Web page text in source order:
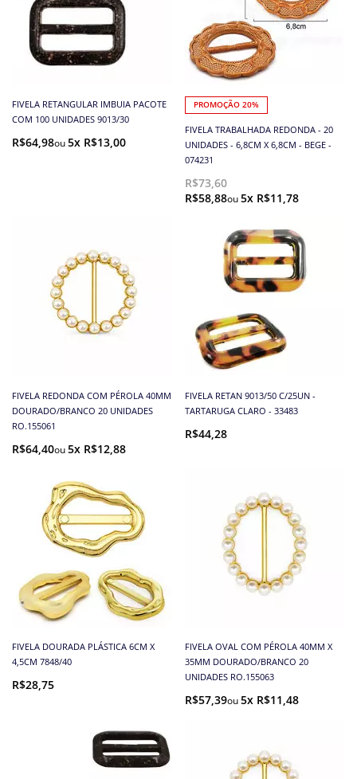
FIVELA RETANGULAR IMBUIA PACOTE
COM 100 UNIDADES 9013/30
R$64,98 5x R$13,00
PROMOÇÃO 20%
FIVELA TRABALHADA REDONDA - 20
UNIDADES - 6,8CM X 6,8CM - BEGE -
074231
R$73,60
R$58,88
5x R$11,78
FIVELA REDONDA COM PÉROLA 40MM
DOURADO/BRANCO 20 UNIDADES
RO.155061
R$64,40 5x R$12,88
FIVELA RETAN 9013/50 C/25UN -
TARTARUGA CLARO - 33483
R$44,28
FIVELA DOURADA PLÁSTICA 6CM X
4,5CM 7848/40
R$28,75
FIVELA OVAL COM PÉROLA 40MM X
35MM DOURADO/BRANCO 20
UNIDADES RO.155063
R$57,39 5x R$11,48